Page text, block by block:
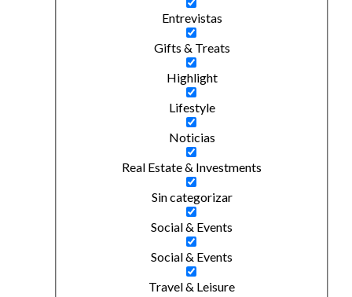
Entrevistas
Gifts & Treats
Highlight
Lifestyle
Noticias
Real Estate & Investments
Sin categorizar
Social & Events
Social & Events
Travel & Leisure